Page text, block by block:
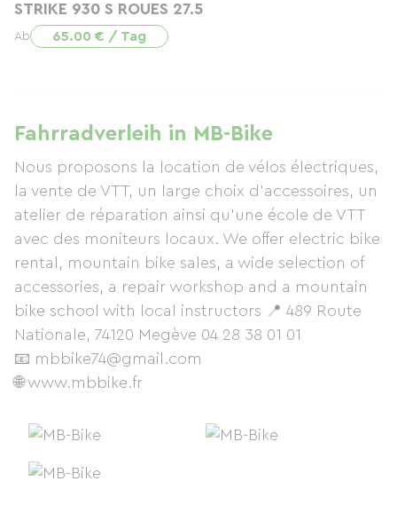
STRIKE 930 S ROUES 27.5
Ab 65.00 € / Tag
Fahrradverleih in MB-Bike
Nous proposons la location de vélos électriques,
la vente de VTT, un large choix d’accessoires, un
atelier de réparation ainsi qu’une école de VTT
avec des moniteurs locaux. We offer electric bike
rental, mountain bike sales, a wide selection of
accessories, a repair workshop and a mountain
bike school with local instructors 📍 489 Route
Nationale, 74120 Megève 04 28 38 01 01
📧 mbbike74@gmail.com
🌐 www.mbbike.fr